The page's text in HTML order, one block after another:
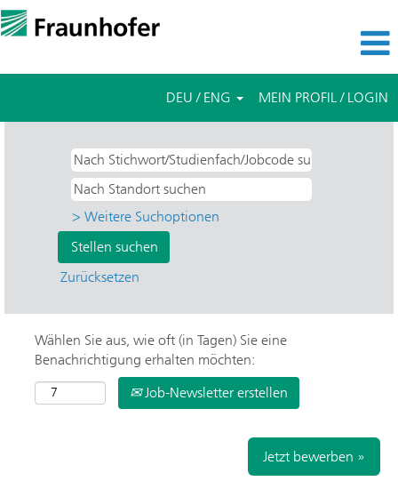
DEU / ENG MEIN PROFIL / LOGIN
> Weitere Suchoptionen
Zurücksetzen
Wählen Sie aus, wie oft (in Tagen) Sie eine
Benachrichtigung erhalten möchten:
Job-Newsletter erstellen
Jetzt bewerben »